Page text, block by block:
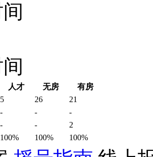
人才 无房
有房
5 26
21
- -
-
- -
2
100% 100% 100%